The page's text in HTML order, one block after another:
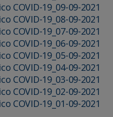
COVID-19_09-09-2021
COVID-19_08-09-2021
COVID-19_07-09-2021
COVID-19_06-09-2021
COVID-19_05-09-2021
COVID-19_04-09-2021
COVID-19_03-09-2021
COVID-19_02-09-2021
COVID-19_01-09-2021